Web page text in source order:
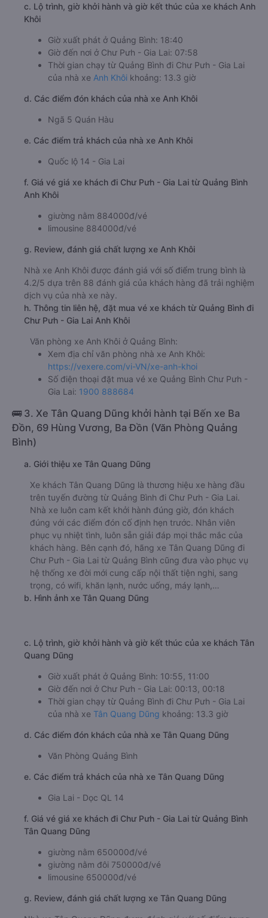
c. Lộ trình, giờ khởi hành và giờ kết thúc của xe khách Anh
Khôi
Giờ xuất phát ở Quảng Bình: 18:40
Giờ đến nơi ở Chư Pưh - Gia Lai: 07:58
Thời gian chạy từ Quảng Bình đi Chư Pưh - Gia Lai
của nhà xe Anh Khôi khoảng: 13.3 giờ
d. Các điểm đón khách của nhà xe Anh Khôi
Ngã 5 Quán Hàu
e. Các điểm trả khách của nhà xe Anh Khôi
Quốc lộ 14 - Gia Lai
f. Giá vé giá xe khách đi Chư Pưh - Gia Lai từ Quảng Bình
Anh Khôi
giường nằm 884000đ/vé
limousine 884000đ/vé
g. Review, đánh giá chất lượng xe Anh Khôi
Nhà xe Anh Khôi được đánh giá với số điểm trung bình là
4.2/5 dựa trên 88 đánh giá của khách hàng đã trải nghiệm
dịch vụ của nhà xe này.
h. Thông tin liên hệ, đặt mua vé xe khách từ Quảng Bình đi
Chư Pưh - Gia Lai Anh Khôi
Văn phòng xe Anh Khôi ở Quảng Bình:
Xem địa chỉ văn phòng nhà xe Anh Khôi:
https://vexere.com/vi-VN/xe-anh-khoi
Số điện thoại đặt mua vé xe Quảng Bình Chư Pưh -
Gia Lai: 1900 888684
🚌 3. Xe Tân Quang Dũng khởi hành tại Bến xe Ba
Đồn, 69 Hùng Vương, Ba Đồn (Văn Phòng Quảng
Bình)
a. Giới thiệu xe Tân Quang Dũng
Xe khách Tân Quang Dũng là thương hiệu xe hàng đầu
trên tuyến đường từ Quảng Bình đi Chư Pưh - Gia Lai.
Nhà xe luôn cam kết khởi hành đúng giờ, đón khách
đúng với các điểm đón cố định hẹn trước. Nhân viên
phục vụ nhiệt tình, luôn sẵn giải đáp mọi thắc mắc của
khách hàng. Bên cạnh đó, hãng xe Tân Quang Dũng đi
Chư Pưh - Gia Lai từ Quảng Bình cũng đưa vào phục vụ
hệ thống xe đời mới cung cấp nội thất tiện nghi, sang
trọng, có wifi, khăn lạnh, nước uống, máy lạnh,…
b. Hình ảnh xe Tân Quang Dũng
c. Lộ trình, giờ khởi hành và giờ kết thúc của xe khách Tân
Giờ xuất phát ở Quảng Bình: 10:55, 11:00
Thời gian chạy từ Quảng Bình đi Chư Pưh - Gia Lai
của nhà xeTân Quang Dũngkhoảng: 13.3 giờ